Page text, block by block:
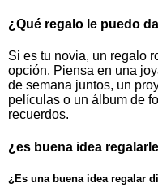
¿Qué regalo le puedo
Si es tu novia, un regalo
opción. Piensa en una
de semana juntos, un
películas o un álbum de
recuerdos.
¿es buena idea
¿Es una buena idea regalar